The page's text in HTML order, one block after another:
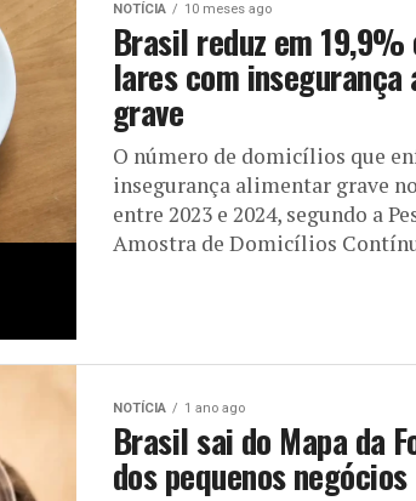
NOTÍCIA 10 meses ago
Brasil reduz em 19,9%
lares com
grave
O número de domicílios que
insegurança alimentar grave
entre 2023 e 2024, segundo a
Amostra de Domicílios
NOTÍCIA 1 ano ago
Brasil sai do Mapa da
dos pequenos negócios